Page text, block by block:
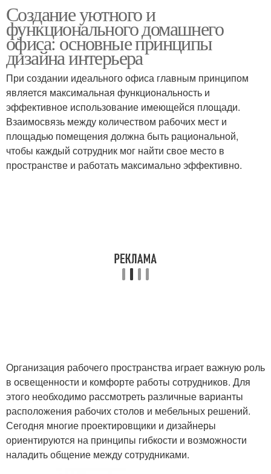
Создание уютного и
функционального домашнего
офиса: основные принципы
дизайна интерьера
При создании идеального офиса главным принципом
является максимальная функциональность и
эффективное использование имеющейся площади.
Взаимосвязь между количеством рабочих мест и
площадью помещения должна быть рациональной,
чтобы каждый сотрудник мог найти свое место в
пространстве и работать максимально эффективно.
Организация рабочего пространства играет важную роль
в освещенности и комфорте работы сотрудников. Для
этого необходимо рассмотреть различные варианты
расположения рабочих столов и мебельных решений.
Сегодня многие проектировщики и дизайнеры
ориентируются на принципы гибкости и возможности
наладить общение между сотрудниками.